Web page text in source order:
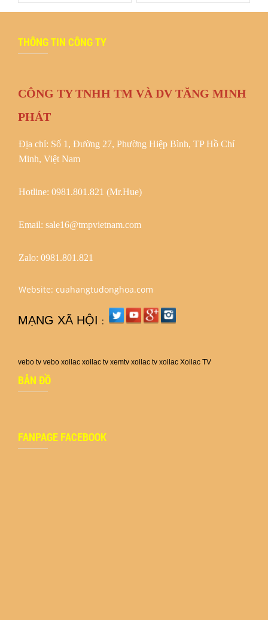
THÔNG TIN CÔNG TY
CÔNG TY TNHH TM VÀ DV TĂNG MINH
PHÁT
Địa chỉ: Số 1, Đường 27, Phường Hiệp Bình, TP Hồ Chí
Minh, Việt Nam
Hotline: 0981.801.821 (Mr.Hue)
Email: sale16@tmpvietnam.com
Zalo: 0981.801.821
Website: cuahangtudonghoa.com
MẠNG XÃ HỘI :
vebo tv vebo xoilac xoilac tv xemtv xoilac tv xoilac Xoilac TV
BẢN ĐỒ
FANPAGE FACEBOOK